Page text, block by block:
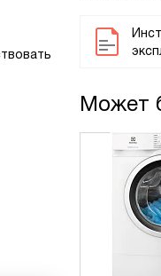
Может